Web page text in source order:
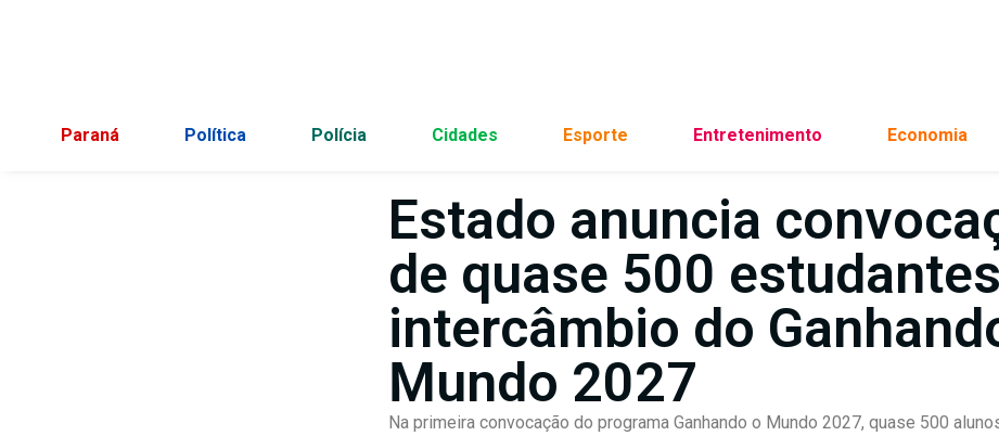
Paraná Política Polícia Cidades Esporte Entretenimento Economia
Estado anuncia
de quase 500
intercâmbio do
Mundo 2027
Na primeira convocação do programa Ganhando o Mundo 2027, quase 500